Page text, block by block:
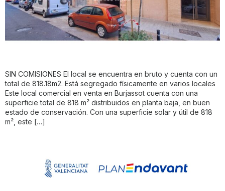
SIN COMISIONES El local se encuentra en bruto y cuenta con un
total de 818.18m2. Está segregado físicamente en varios locales
Este local comercial en venta en Burjassot cuenta con una
superficie total de 818 m² distribuidos en planta baja, en buen
estado de conservación. Con una superficie solar y útil de 818
m², este […]